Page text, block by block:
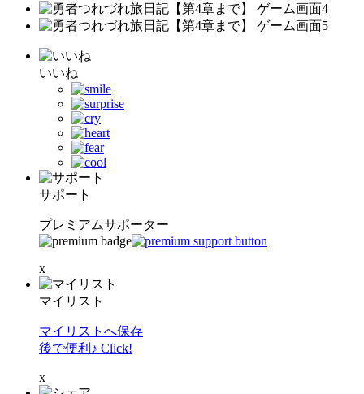
いいね
サポート
プレミアムサポーター
x
マイリスト
マイリストへ保存
後で便利♪ Click!
x